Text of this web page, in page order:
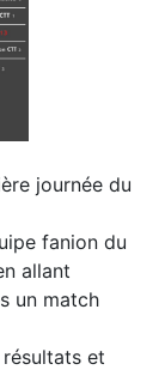
journée du
fanion du
allant
un match
et